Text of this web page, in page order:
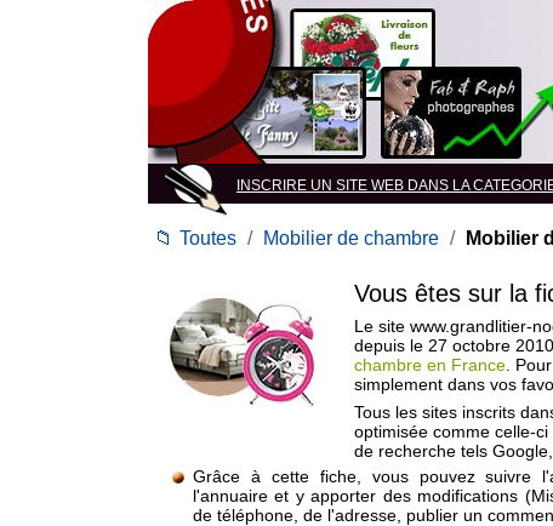
INSCRIRE UN SITE WEB DANS LA
📁 Toutes / Mobilier de chambre / Mobilier
Vous êtes sur la
Le site www.grandlitier-
depuis le 27 octobre
chambre en France .
simplement dans vos
Tous les sites inscrits
optimisée comme celle-
de recherche tels Google,
Grâce à cette fiche, vous pouvez suivre
l'annuaire et y apporter des modifications
de téléphone, de l'adresse, publier un